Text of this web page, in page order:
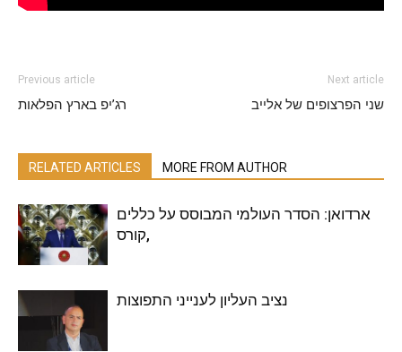
Previous article
רג’יפ בארץ הפלאות
Next article
שני הפרצופים של אלייב
RELATED ARTICLES MORE FROM AUTHOR
ארדואן: הסדר העולמי המבוסס על כללים
,קורס
נציב העליון לענייני התפוצות